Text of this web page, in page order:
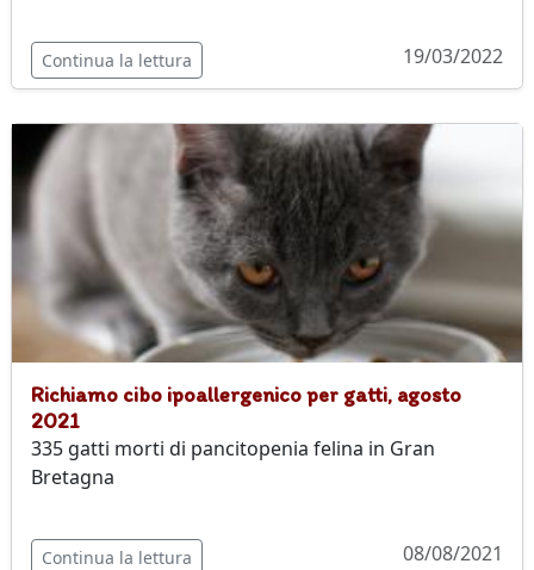
Continua la lettura 19/03/2022
Richiamo cibo ipoallergenico per gatti, agosto
2021
335 gatti morti di pancitopenia felina in Gran
Bretagna
Continua la lettura 08/08/2021